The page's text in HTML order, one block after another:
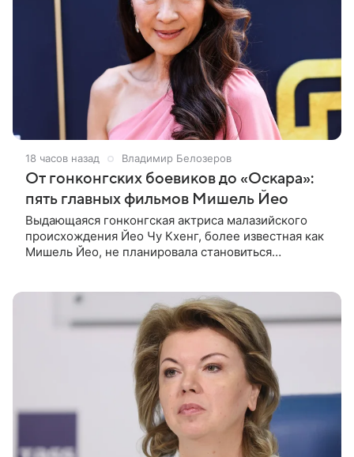
18 часов назад Владимир Белозеров
От гонконгских боевиков до «Оскара»:
пять главных фильмов Мишель Йео
Выдающаяся гонконгская актриса малазийского
происхождения Йео Чу Кхенг, более известная как
Мишель Йео, не планировала становиться